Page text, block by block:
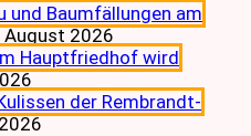
und Baumfällungen am
August 2026
Hauptfriedhof wird
der Rembrandt-